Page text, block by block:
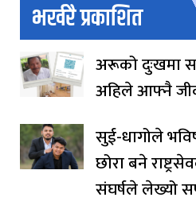
भर्खरै प्रकाशित
अरूको दुःखमा
अहिले आफ्नै
सुई-धागोले
छोरा बने
संघर्षले लेख्यो